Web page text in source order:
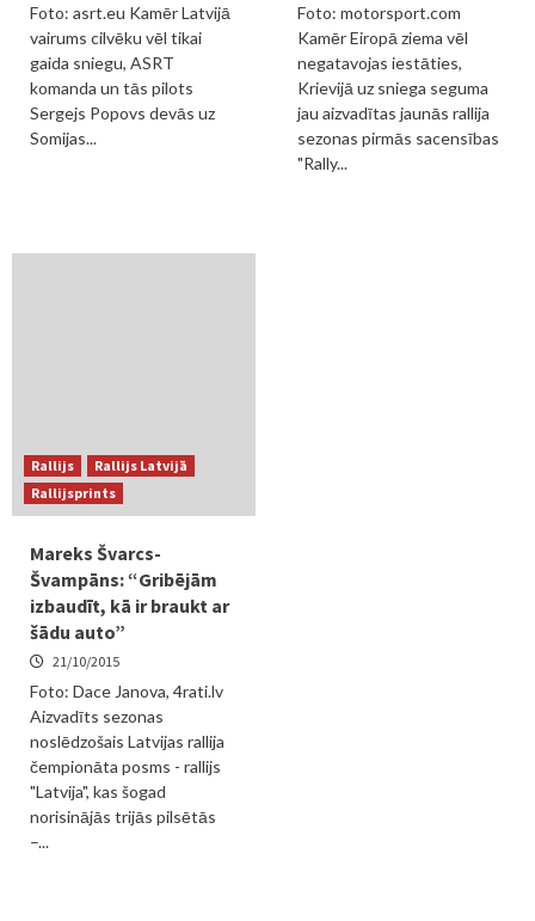
Foto: asrt.eu Kamēr Latvijā
vairums cilvēku vēl tikai
gaida sniegu, ASRT
komanda un tās pilots
Sergejs Popovs devās uz
Somijas...
Foto: motorsport.com
Kamēr Eiropā ziema vēl
negatavojas iestāties,
Krievijā uz sniega seguma
jau aizvadītas jaunās rallija
sezonas pirmās sacensības
"Rally...
Rallijs
Rallijs Latvijā
Rallijsprints
Mareks Švarcs-
Švampāns: “Gribējām
izbaudīt, kā ir braukt ar
šādu auto”
21/10/2015
Foto: Dace Janova, 4rati.lv
Aizvadīts sezonas
noslēdzošais Latvijas rallija
čempionāta posms - rallijs
"Latvija", kas šogad
norisinājās trijās pilsētās
–...